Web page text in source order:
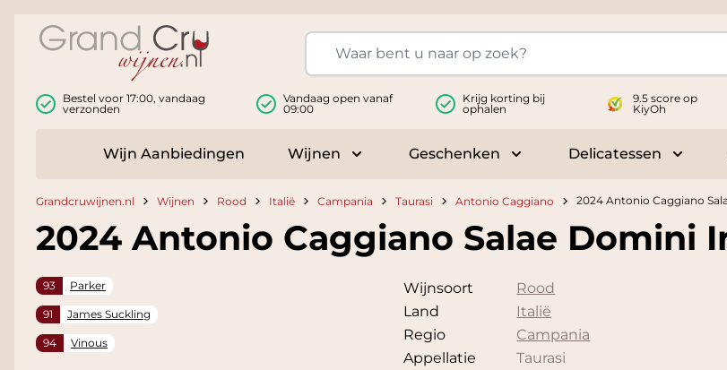
Bestel voor 17:00, vandaag
verzonden
Vandaag open vanaf
09:00
Krijg korting bij
ophalen
9.5 score op
KiyOh
Wijn Aanbiedingen Wijnen
Toggle submenu for Wijnen
Geschenken
Toggle submenu for
Delicatessen
Grandcruwijnen.nl Wijnen Rood Italië Campania Taurasi Antonio Caggiano 2024 Antonio Caggiano
2024 Antonio Caggiano Salae Domini
93 Parker
91 James Suckling
94 Vinous
Wijnsoort
Rood
Land
Italië
Regio
Campania
Appellatie
Taurasi